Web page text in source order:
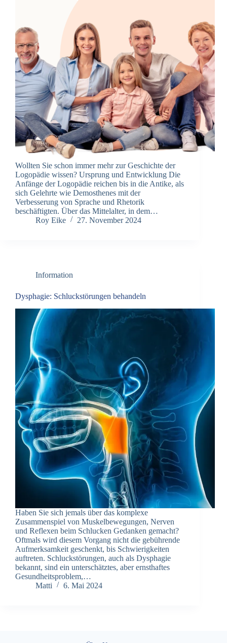
Wollten Sie schon immer mehr zur Geschichte der
Logopädie wissen? Ursprung und Entwicklung Die
Anfänge der Logopädie reichen bis in die Antike, als
sich Gelehrte wie Demosthenes mit der
Verbesserung von Sprache und Rhetorik
beschäftigten. Über das Mittelalter, in dem…
Roy Eike
27. November 2024
Information
Dysphagie: Schluckstörungen behandeln
Haben Sie sich jemals über das komplexe
Zusammenspiel von Muskelbewegungen, Nerven
und Reflexen beim Schlucken Gedanken gemacht?
Oftmals wird diesem Vorgang nicht die gebührende
Aufmerksamkeit geschenkt, bis Schwierigkeiten
auftreten. Schluckstörungen, auch als Dysphagie
bekannt, sind ein unterschätztes, aber ernsthaftes
Gesundheitsproblem,…
Matti
6. Mai 2024